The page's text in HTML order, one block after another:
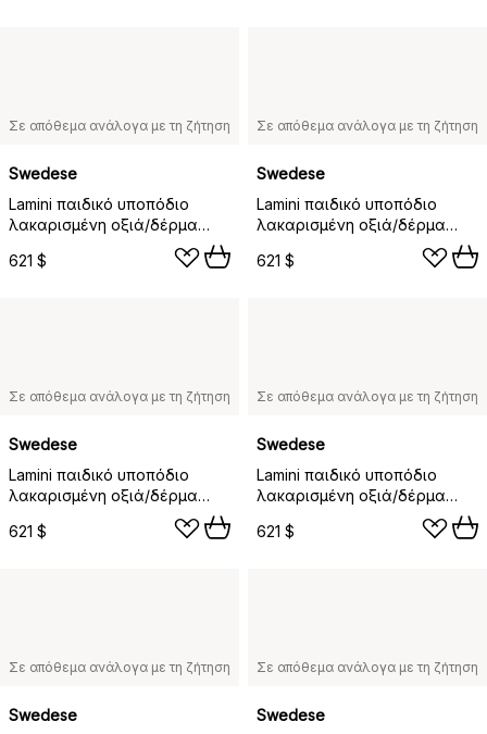
Σε απόθεμα ανάλογα με τη ζήτηση
Swedese
Lamini παιδικό υποπόδιο
λακαρισμένη οξιά/δέρμα
προβάτου, Εσπρέσσο (καφέ)
621 $
Σε απόθεμα ανάλογα με τη ζήτηση
Swedese
Lamini παιδικό υποπόδιο
λακαρισμένη οξιά/δέρμα
προβάτου, Μαύρο (μαύρο)
621 $
Σε απόθεμα ανάλογα με τη ζήτηση
Swedese
Lamini παιδικό υποπόδιο
λακαρισμένη οξιά/δέρμα
Σκανδιναβίας (γκρι)
621 $
Σε απόθεμα ανάλογα με τη ζήτηση
Swedese
Lamini παιδικό υποπόδιο
λακαρισμένη οξιά/δέρμα
προβάτου, Σαχάρα (καφέ
νουγκά)
621 $
Σε απόθεμα ανάλογα με τη ζήτηση
Swedese
Σε απόθεμα ανάλογα με τη ζήτηση
Swedese